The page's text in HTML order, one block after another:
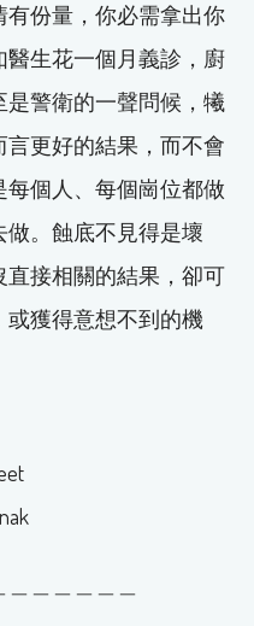
份量，你必需拿出你
生花一個月義診，廚
警衛的一聲問候，犧
更好的結果，而不會
個人、每個崗位都做
。蝕底不見得是壞
接相關的結果，卻可
獲得意想不到的機